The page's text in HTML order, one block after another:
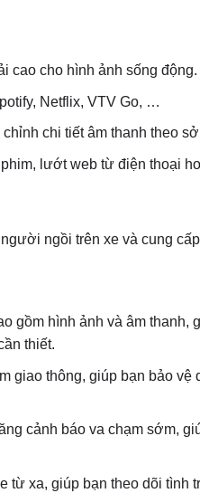
cao cho hình ảnh sống động.
Netflix, VTV Go, …
chi tiết âm thanh theo
lướt web từ điện thoại
ngồi trên xe và cung
gồm hình ảnh và âm thanh,
thiết.
giao thông, giúp bạn bảo
cảnh báo va chạm sớm,
từ xa, giúp bạn theo dõi tình